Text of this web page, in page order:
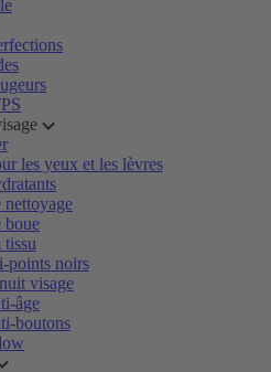
les yeux et les lèvres
nettoyage
boue
tissu
points noirs
visage
âge
boutons